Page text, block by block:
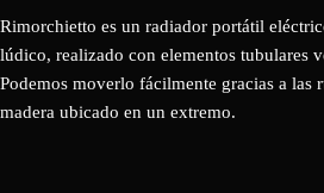
Rimorchietto es un radiador portátil
lúdico, realizado con elementos tubulares
Podemos moverlo fácilmente gracias a las
madera ubicado en un extremo.